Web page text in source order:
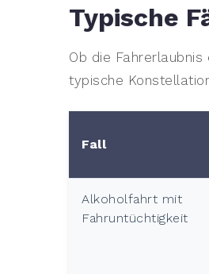
Typische
Ob die
typische
Fall
Alkoholfahrt mit
Fahruntüchtigkeit